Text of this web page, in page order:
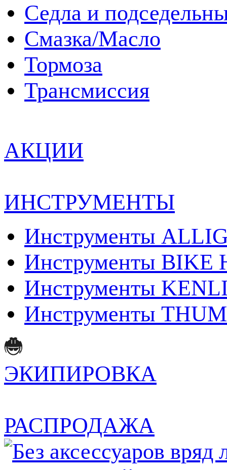
Седла и
Смазка/Масло
Тормоза
Трансмиcсия
АКЦИИ
ИНСТРУМЕНТЫ
Инструменты
Инструменты BIKE
Инструменты
Инструменты
ЭКИПИРОВКА
РАСПРОДАЖА